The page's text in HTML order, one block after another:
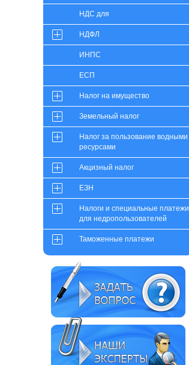
НДС для
НДФЛ
ИНПС
ЕСП
Налог на имущество
Земельный налог
Налог за пользование водными
ресурсами
Акцизный налог
ЕЗН
Налоги и специальные платежи
для недропользователей
Таможенные платежи